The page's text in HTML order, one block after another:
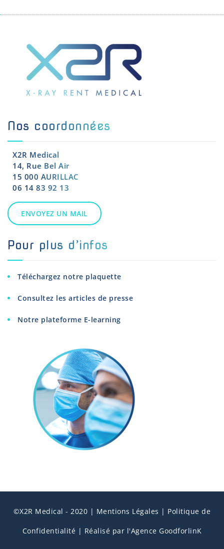
Nos coordonnées
X2R Medical
14, Rue Bel Air
15 000 AURILLAC
06 14 83 92 13
ENVOYEZ UN MAIL
Pour plus d’infos
Téléchargez notre plaquette
Consultez les articles de presse
Notre plateforme E-learning
©X2R Medical - 2020 | Mentions Légales | Politique de
Confidentialité | Réalisé par l'Agence GoodforlinK